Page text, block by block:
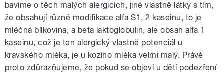
bavíme o těch malých alergicích, jiné vlastně látky s tím,
že obsahují různé modifikace alfa S1, 2 kaseinu, to je
mléčná bílkovina, a beta laktoglobulin, ale obsah alfa 1
kaseinu, což je ten alergický vlastně potenciál u
kravského mléka, je u kozího mléka velmi malý. Právě
proto zdůrazňujeme, že pokud se objeví u dětí podezření